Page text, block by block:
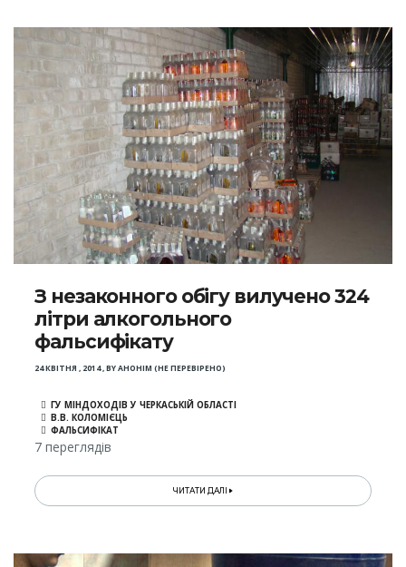
З незаконного обігу вилучено 324
літри алкогольного
фальсифікату
24 КВІТНЯ , 2014,BYАНОНІМ (НЕ ПЕРЕВІРЕНО)
ГУ МІНДОХОДІВ У ЧЕРКАСЬКІЙ ОБЛАСТІ
В.В. КОЛОМІЄЦЬ
ФАЛЬСИФІКАТ
7 переглядів
ЧИТАТИ ДАЛІ